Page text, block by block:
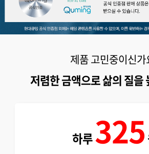
제품 고민중이신가
저렴한 금액으로 삶의 질을
하루325